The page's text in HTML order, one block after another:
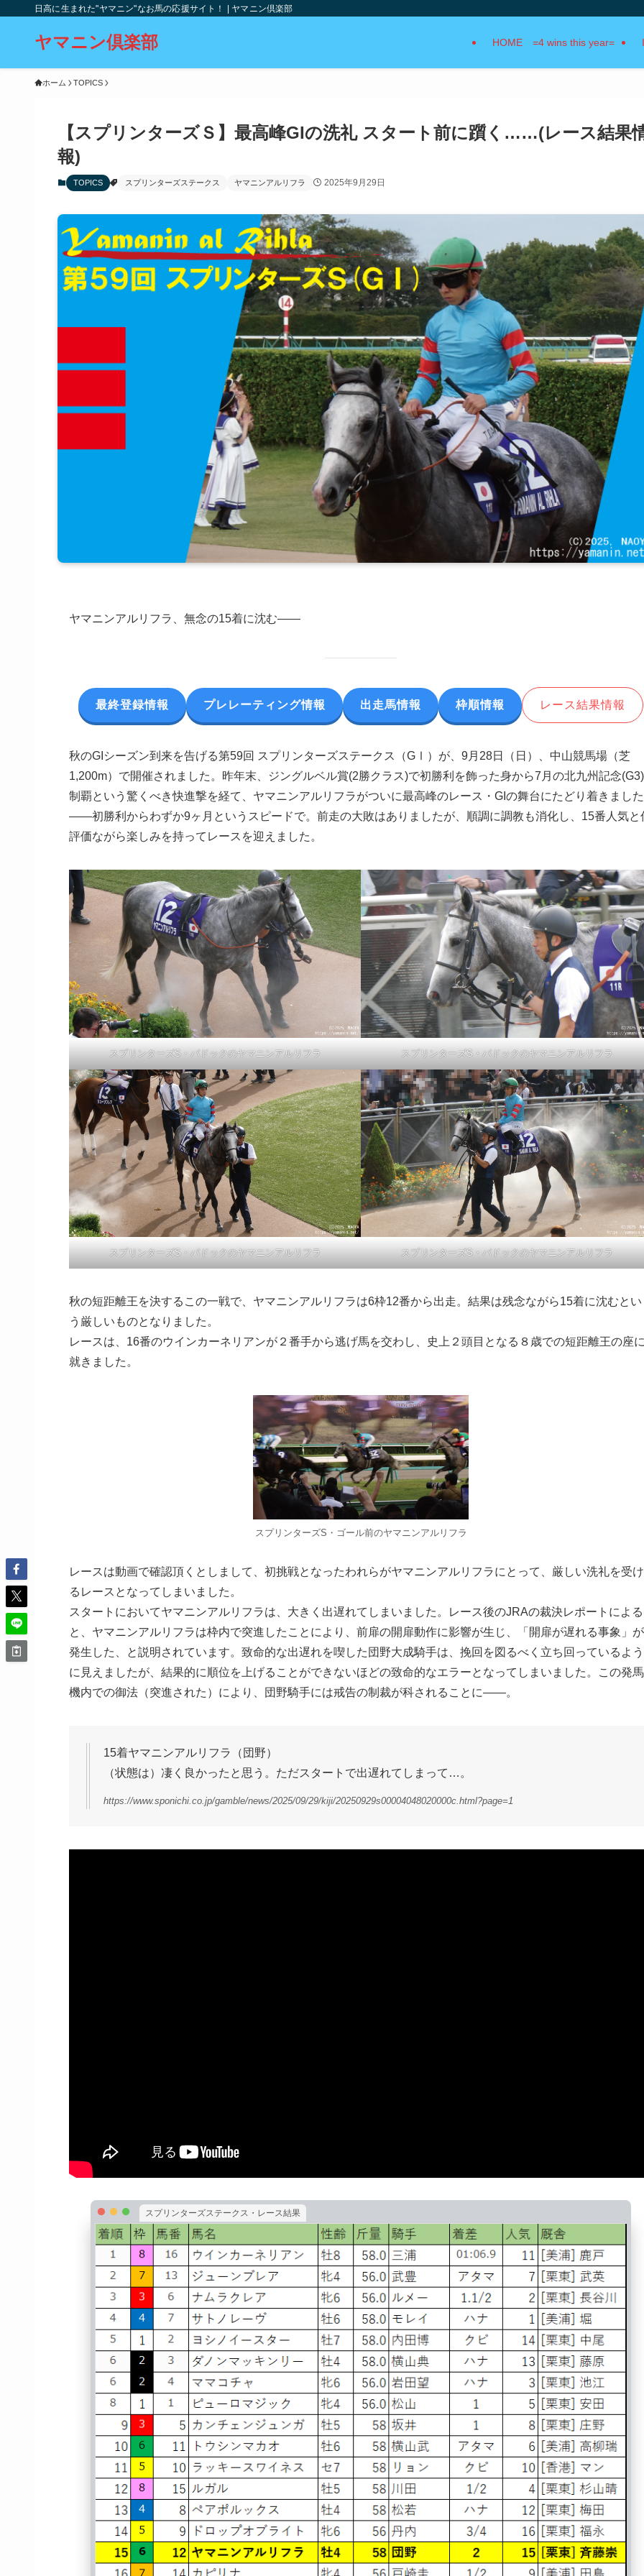
日高に生まれた"ヤマニン"なお馬の応援サイト！ | ヤマニン倶楽部
ヤマニン倶楽部 HOME =4 wins this year=
ホーム TOPICS
【スプリンターズＳ】最高峰GIの洗礼 スタート前に躓く……(レース結果
報)
TOPICS スプリンターズステークス ヤマニンアルリフラ 2025年9月29日
ヤマニンアルリフラ、無念の15着に沈む――
最終登録情報 プレレーティング情報 出走馬情報 枠順情報 レース結果情報
秋のGIシーズン到来を告げる第59回 スプリンターズステークス（GⅠ）が、9月28日（日）、中山競馬場（芝
1,200m）で開催されました。昨年末、ジングルベル賞(2勝クラス)で初勝利を飾った身から7月の北九州記念(G3)
制覇という驚くべき快進撃を経て、ヤマニンアルリフラがついに最高峰のレース・GIの舞台にたどり着きました
――初勝利からわずか9ヶ月というスピードで。前走の大敗はありましたが、順調に調教も消化し、15番人気と
評価ながら楽しみを持ってレースを迎えました。
スプリンターズS・パドックのヤマニンアルリフラ スプリンターズS・パドックのヤマニンアルリフラ
スプリンターズS・パドックのヤマニンアルリフラ スプリンターズS・パドックのヤマニンアルリフラ
秋の短距離王を決するこの一戦で、ヤマニンアルリフラは6枠12番から出走。結果は残念ながら15着に沈むとい
う厳しいものとなりました。
レースは、16番のウインカーネリアンが２番手から逃げ馬を交わし、史上２頭目となる８歳での短距離王の座
就きました。
スプリンターズS・ゴール前のヤマニンアルリフラ
レースは動画で確認頂くとしまして、初挑戦となったわれらがヤマニンアルリフラにとって、厳しい洗礼を受け
るレースとなってしまいました。
スタートにおいてヤマニンアルリフラは、大きく出遅れてしまいました。レース後のJRAの裁決レポートによる
と、ヤマニンアルリフラは枠内で突進したことにより、前扉の開扉動作に影響が生じ、「開扉が遅れる事象」が
発生した、と説明されています。致命的な出遅れを喫した団野大成騎手は、挽回を図るべく立ち回っているよう
に見えましたが、結果的に順位を上げることができないほどの致命的なエラーとなってしまいました。この発馬
機内での御法（突進された）により、団野騎手には戒告の制裁が科されることに――。
15着ヤマニンアルリフラ（団野）
（状態は）凄く良かったと思う。ただスタートで出遅れてしまって…。
https://www.sponichi.co.jp/gamble/news/2025/09/29/kiji/20250929s00004048020000c.html?page=1
スプリンターズステークス・レース結果